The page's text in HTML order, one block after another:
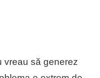
vreau să generez